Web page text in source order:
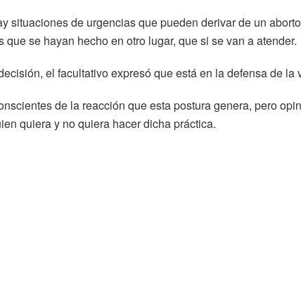
situaciones de urgencias que pueden derivar de un
se hayan hecho en otro lugar, que si se van a atender.
el facultativo expresó que está en la defensa de la
de la reacción que esta postura genera, pero
quiera y no quiera hacer dicha práctica.